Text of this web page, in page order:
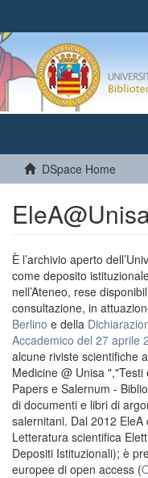
DSpace Home
È l’archivio aperto
come deposito
nell’Ateneo, rese
consultazione, in
Berlino e della
Accademico del 27 aprile
alcune riviste scientifiche
Medicine @ Unisa
Papers e Salernum -
di documenti e libri di
salernitani. Dal 2012
Letteratura scientifica
Depositi Istituzionali); è
europee di open access (